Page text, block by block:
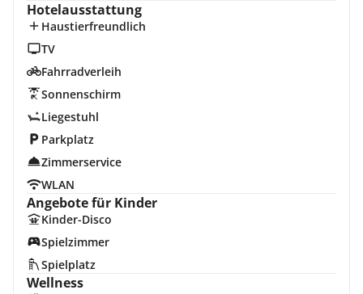
Hotelausstattung
Haustierfreundlich
TV
Fahrradverleih
Sonnenschirm
Liegestuhl
Parkplatz
Zimmerservice
WLAN
Angebote für Kinder
Kinder-Disco
Spielzimmer
Spielplatz
Wellness